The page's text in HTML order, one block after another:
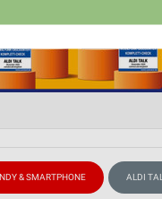
& SMARTPHONE ALDI
für personalisierte
zur Personalisierung
von Inhalten